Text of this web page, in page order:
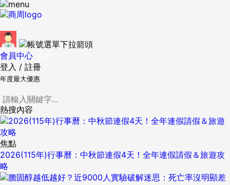
會員中心
登入 / 註冊
年度最大優惠
熱搜內容
焦點
2026(115年)行事曆：中秋節連假4天！全年連假請假＆旅遊攻
略